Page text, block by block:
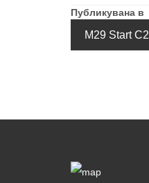
Публикувана в
M29 Start C2